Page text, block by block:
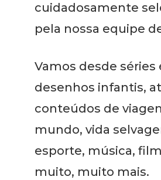
cuidadosamente
pela nossa equipe
Vamos desde séries
desenhos infantis,
conteúdos de
mundo, vida
esporte, música,
muito, muito mais.